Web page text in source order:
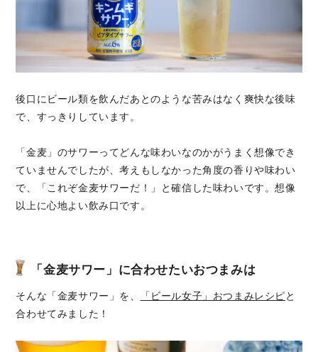
後口にビール類を飲んだあとのような苦みはなく爽快な後味
で、すっきりしています。
「金麦」のサワーってどんな味わいなのかがうまく想像でき
ていませんでしたが、考えもしなかった角度の香りや味わい
で、「これぞ金麦サワーだ！」と確信した味わいです。想像
以上に心地よい飲み口です。
「金麦サワー」 に合わせたいおつまみは
そんな「金麦サワー」を、 「ビール女子」おつまみレシピと
合わせてみました！